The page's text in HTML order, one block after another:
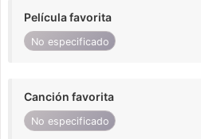
Película favorita
No especificado
Canción favorita
No especificado